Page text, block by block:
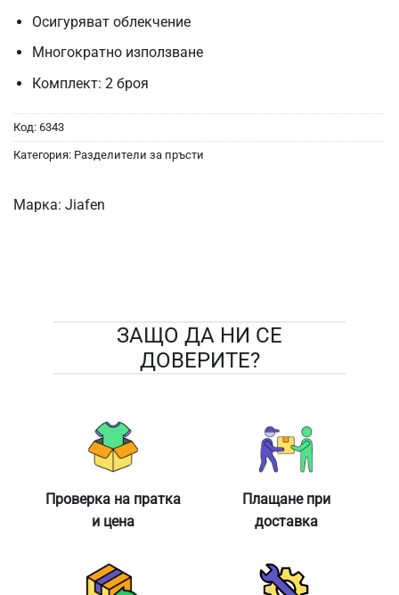
Осигуряват облекчение
Многократно използване
Комплект: 2 броя
Код: 6343
Категория: Разделители за пръсти
Марка: Jiafen
ЗАЩО ДА НИ СЕ
ДОВЕРИТЕ?
Проверка на пратка
и цена
Плащане при
доставка